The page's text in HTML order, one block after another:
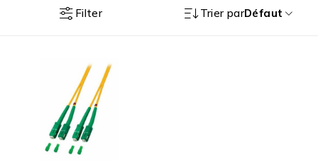
Filter Trier parDéfaut